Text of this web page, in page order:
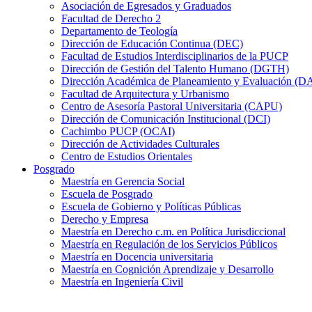
Asociación de Egresados y Graduados
Facultad de Derecho 2
Departamento de Teología
Dirección de Educación Continua (DEC)
Facultad de Estudios Interdisciplinarios de la PUCP
Dirección de Gestión del Talento Humano (DGTH)
Dirección Académica de Planeamiento y Evaluación
Facultad de Arquitectura y Urbanismo
Centro de Asesoría Pastoral Universitaria (CAPU)
Dirección de Comunicación Institucional (DCI)
Cachimbo PUCP (OCAI)
Dirección de Actividades Culturales
Centro de Estudios Orientales
Posgrado
Maestría en Gerencia Social
Escuela de Posgrado
Escuela de Gobierno y Políticas Públicas
Derecho y Empresa
Maestría en Derecho c.m. en Política Jurisdiccional
Maestría en Regulación de los Servicios Públicos
Maestría en Docencia universitaria
Maestría en Cognición Aprendizaje y Desarrollo
Maestría en Ingeniería Civil